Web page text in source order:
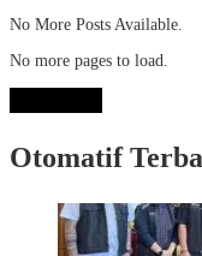
No More Posts Available.
No more pages to load.
Otomatif